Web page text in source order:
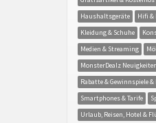
Haushaltsgeräte
Hifi &
Kleidung & Schuhe
Medien & Streaming
MonsterDealz Neuigkeiten
Rabatte & Gewinnspiele
Smartphones & Tarife
Urlaub, Reisen, Hotel &